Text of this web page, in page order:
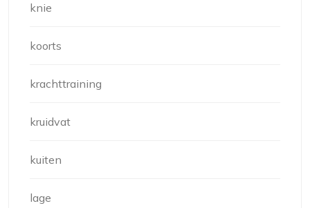
knie
koorts
krachttraining
kruidvat
kuiten
lage